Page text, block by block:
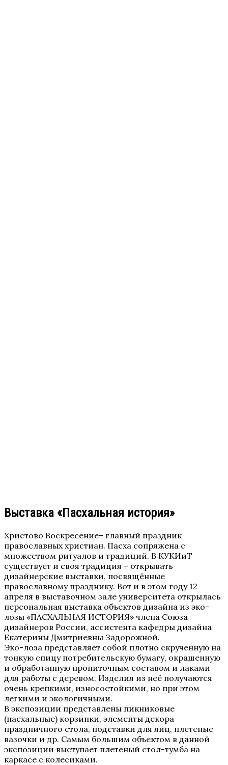
Выставка «Пасхальная история»
Христово Воскресение– главный праздник
православных христиан. Пасха сопряжена с
множеством ритуалов и традиций. В КУКИиТ
существует и своя традиция – открывать
дизайнерские выставки, посвящённые
православному празднику. Вот и в этом году 12
апреля в выставочном зале университета открылась
персональная выставка объектов дизайна из эко-
лозы «ПАСХАЛЬНАЯ ИСТОРИЯ» члена Союза
дизайнеров России, ассистента кафедры дизайна
Екатерины Дмитриевны Задорожной.
Эко-лоза представляет собой плотно скрученную на
тонкую спицу потребительскую бумагу, окрашенную
и обработанную пропиточным составом и лаками
для работы с деревом. Изделия из неё получаются
очень крепкими, износостойкими, но при этом
легкими и экологичными.
В экспозиции представлены пикниковые
(пасхальные) корзинки, элементы декора
праздничного стола, подставки для яиц, плетеные
вазочки и др. Самым большим объектом в данной
экспозиции выступает плетеный стол-тумба на
каркасе с колесиками.